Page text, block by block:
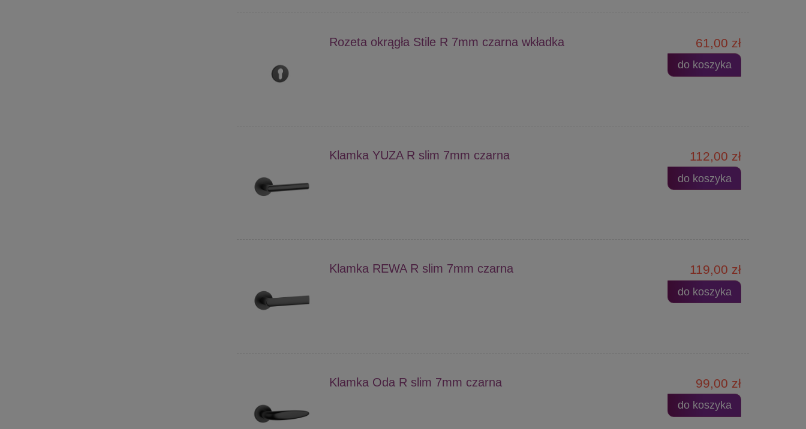
Rozeta okrągła Stile R 7mm czarna wkładka 61,00 zł
do koszyka
Klamka YUZA R slim 7mm czarna 112,00 zł
do koszyka
Klamka REWA R slim 7mm czarna 119,00 zł
do koszyka
Klamka Oda R slim 7mm czarna 99,00 zł
do koszyka